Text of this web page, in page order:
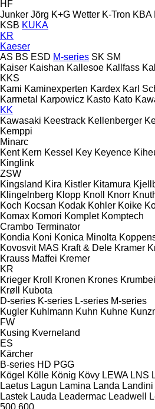
HF
Junker Jörg K+G Wetter K-Tron KBA
KSB KUKA
KR
Kaeser
AS BS ESD M-series SK SM
Kaiser Kaishan Kallesoe Kallfass
KKS
Kami Kaminexperten Kardex Karl
Karmetal
Karpowicz Kasto Kato
KK
Kawasaki Keestrack Kellenberger
Kemppi
Minarc
Kent Kern Kessel Key Keyence
Kinglink
ZSW
Kingsland Kira Kistler Kitamura
Klingelnberg Klopp Knoll Knorr
Koch Kocsan Kodak Kohler Koike
Komax Komori Komplet Komptech
Crambo Terminator
Kondia Koni Konica Minolta
Kovosvit MAS Kraft & Dele Kramer
Krauss Maffei Kremer
KR
Krieger Kroll Kronen Krones
Krøll
Kubota
D-series K-series L-series M-series
Kugler Kuhlmann Kuhn Kuhne
FW
Kusing Kverneland
ES
Kärcher
B-series HD PGG
Kögel Kölle König Kövy LEWA LNS
Laetus Lagun Lamina Landa Landini
Lastek Lauda Leadermac Leadwell
500 600